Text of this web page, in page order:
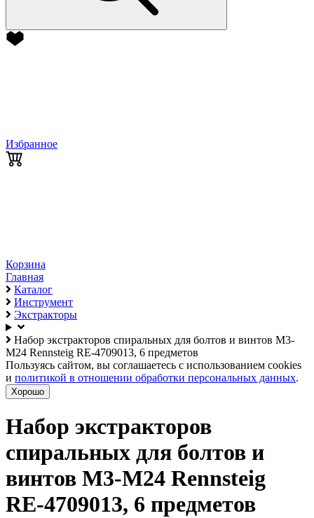
Избранное
Корзина
Главная
Каталог
Инструмент
Экстракторы
Набор экстракторов спиральных для болтов и винтов М3-
М24 Rennsteig RE-4709013, 6 предметов
Пользуясь сайтом, вы соглашаетесь с использованием cookies
и политикой в отношении обработки персональных данных.
Хорошо
Набор экстракторов
спиральных для болтов и
винтов М3-М24 Rennsteig
RE-4709013, 6 предметов